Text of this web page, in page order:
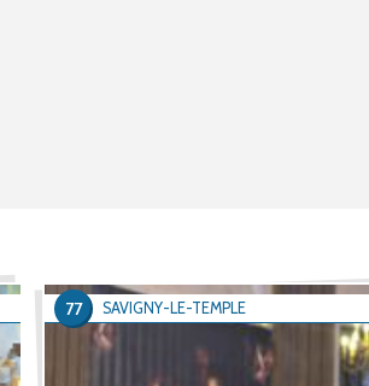
SAVIGNY-LE-TEMPLE
77